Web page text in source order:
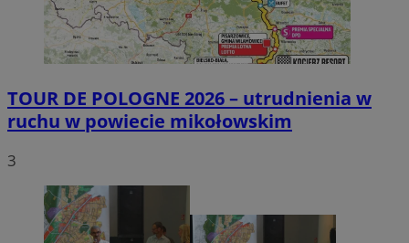
TOUR DE POLOGNE 2026 – utrudnienia w
ruchu w powiecie mikołowskim
3